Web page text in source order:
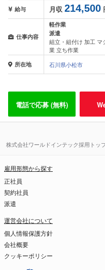
給与 月収 214,500
仕事内容
軽作業
派遣
組立・組付け 加工 マ
業 立ち作業
所在地
石川県小松市
電話で応募 (無料)
株式会社ワールドインテック採用トッ
雇用形態から探す
正社員
契約社員
派遣
運営会社について
個人情報保護方針
会社概要
クッキーポリシー